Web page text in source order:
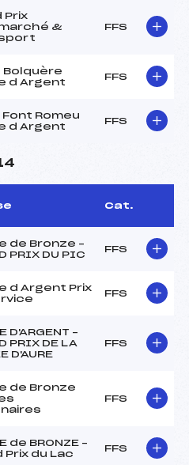
Prix
&
FFS
Bolquère
d Argent
FFS
Font Romeu
d Argent
FFS
Cat.
de Bronze –
PRIX DU PIC
FFS
d Argent Prix
FFS
D'ARGENT –
PRIX DE LA
D'AURE
FFS
de Bronze
FFS
de BRONZE –
Prix du Lac
FFS